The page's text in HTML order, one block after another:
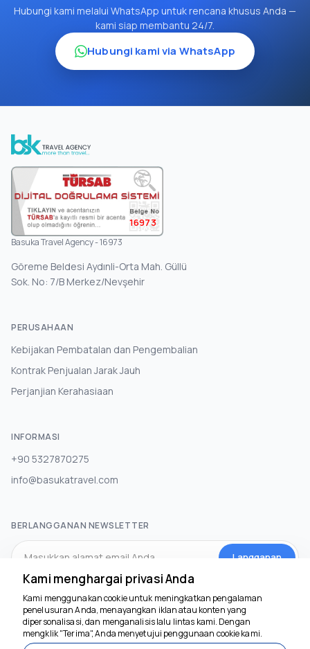
Hubungi kami melalui WhatsApp untuk rencana khusus Anda —
kami siap membantu 24/7.
Hubungi kami via WhatsApp
16973
Basuka Travel Agency - 16973
Göreme Beldesi Aydınli-Orta Mah. Güllü
Sok. No: 7/B Merkez/Nevşehir
PERUSAHAAN
Kebijakan Pembatalan dan Pengembalian
Kontrak Penjualan Jarak Jauh
Perjanjian Kerahasiaan
INFORMASI
+90 5327870275
info@basukatravel.com
BERLANGGANAN NEWSLETTER
Langganan
MEDIA SOSIAL
Kami menghargai privasi Anda
Kami menggunakan cookie untuk meningkatkan pengalaman
penelusuran Anda, menayangkan iklan atau konten yang
dipersonalisasi, dan menganalisis lalu lintas kami. Dengan
mengklik "Terima", Anda menyetujui penggunaan cookie kami.
Kami siap membantu